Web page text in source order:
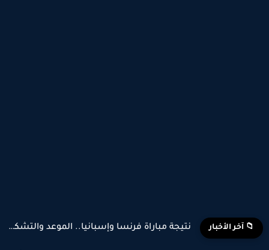
📁 آخر الأخبار نتيجة مباراة فرنسا وإسبانيا.. الموعد والتشكيل المتوقع وأبرز اللاعبين...